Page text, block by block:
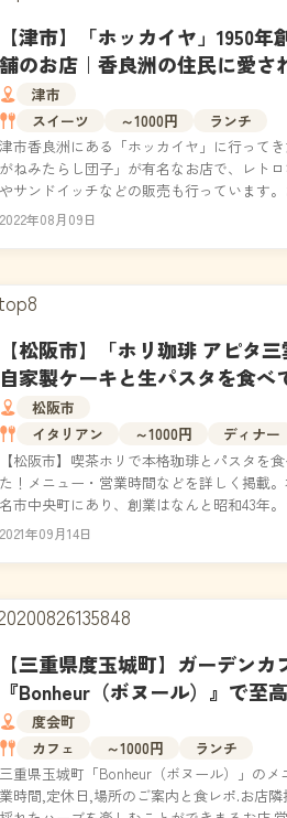
【津市】「ホッカイヤ」1950年
舗のお店｜香良洲の住民に愛さ
たらし団子”を食べてきた！
津市
スイーツ
～1000円
ランチ
津市香良洲にある「ホッカイヤ」に行って
がねみたらし団子」が有名なお店で、レト
やサンドイッチなどの販売も行っています。
市香良洲の住宅街の一角にあり、国道23号線
2022年08月09日
【松阪市】「ホリ珈琲 アピタ三
自家製ケーキと生パスタを食べ
た！（メニュー・店内の様子）
松阪市
イタリアン
～1000円
ディナー
【松阪市】喫茶ホリで本格珈琲とパスタを
た！メニュー・営業時間などを詳しく掲載
名市中央町にあり、創業はなんと昭和43年。
ディナーでは11種類の生パスタが楽しめます
2021年09月14日
【三重県度玉城町】ガーデンカ
『Bonheur（ボヌール）』で至
ブティーを楽しむ！（お店情報
ュー・イベント等紹介）
度会町
カフェ
～1000円
ランチ
三重県玉城町「Bonheur（ボヌール）」のメ
業時間,定休日,場所のご案内と食レポ.お店隣